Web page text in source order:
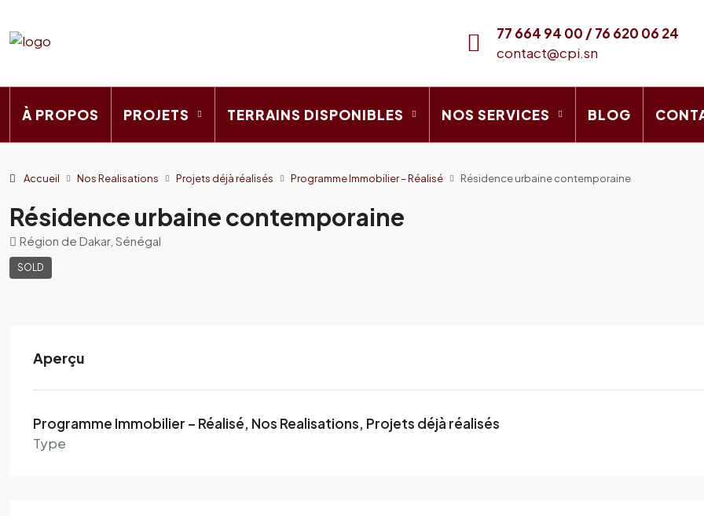
77 664 94 00 / 76 620 06 24
contact@cpi.sn
À PROPOS PROJETS TERRAINS DISPONIBLES NOS SERVICES BLOG
Accueil Nos Realisations Projets déjà réalisés Programme Immobilier – Réalisé Résidence urbaine contemporaine
Résidence urbaine contemporaine
Région de Dakar, Sénégal
SOLD
Aperçu
Programme Immobilier – Réalisé, Nos Realisations, Projets déjà réalisés
Type